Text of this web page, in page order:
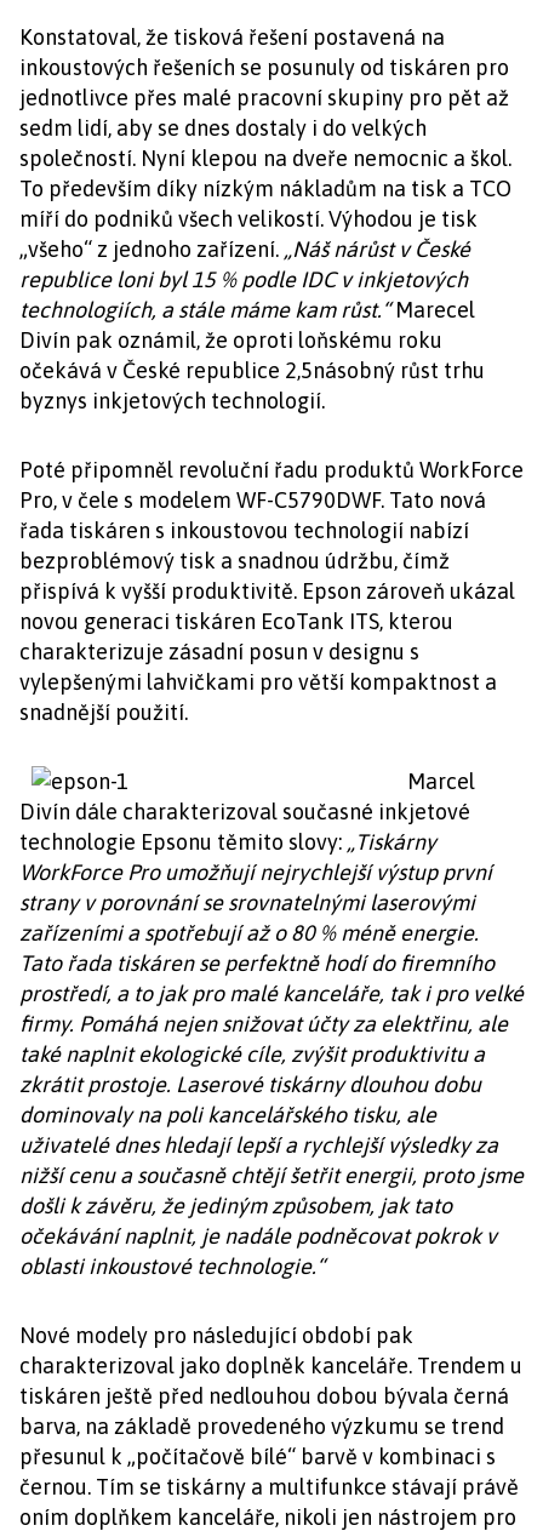
Konstatoval, že tisková řešení postavená na
inkoustových řešeních se posunuly od tiskáren pro
jednotlivce přes malé pracovní skupiny pro pět až
sedm lidí, aby se dnes dostaly i do velkých
společností. Nyní klepou na dveře nemocnic a škol.
To především díky nízkým nákladům na tisk a TCO
míří do podniků všech velikostí. Výhodou je tisk
„všeho“ z jednoho zařízení. „Náš nárůst v České
republice loni byl 15 % podle IDC v inkjetových
technologiích, a stále máme kam růst.“Marecel
Divín pak oznámil, že oproti loňskému roku
očekává v České republice 2,5násobný růst trhu
byznys inkjetových technologií.
Poté připomněl revoluční řadu produktů WorkForce
Pro, v čele s modelem WF-C5790DWF. Tato nová
řada tiskáren s inkoustovou technologií nabízí
bezproblémový tisk a snadnou údržbu, čímž
přispívá k vyšší produktivitě. Epson zároveň ukázal
novou generaci tiskáren EcoTank ITS, kterou
charakterizuje zásadní posun v designu s
vylepšenými lahvičkami pro větší kompaktnost a
snadnější použití.
Marcel
Divín dále charakterizoval současné inkjetové
technologie Epsonu těmito slovy: „Tiskárny
WorkForce Pro umožňují nejrychlejší výstup první
strany v porovnání se srovnatelnými laserovými
zařízeními a spotřebují až o 80 % méně energie.
Tato řada tiskáren se perfektně hodí do firemního
prostředí, a to jak pro malé kanceláře, tak i pro velké
firmy. Pomáhá nejen snižovat účty za elektřinu, ale
také naplnit ekologické cíle, zvýšit produktivitu a
zkrátit prostoje. Laserové tiskárny dlouhou dobu
dominovaly na poli kancelářského tisku, ale
uživatelé dnes hledají lepší a rychlejší výsledky za
nižší cenu a současně chtějí šetřit energii, proto jsme
došli k závěru, že jediným způsobem, jak tato
očekávání naplnit, je nadále podněcovat pokrok v
oblasti inkoustové technologie.“
Nové modely pro následující období pak
charakterizoval jako doplněk kanceláře. Trendem u
tiskáren ještě před nedlouhou dobou bývala černá
barva, na základě provedeného výzkumu se trend
přesunul k „počítačově bílé“ barvě v kombinaci s
černou. Tím se tiskárny a multifunkce stávají právě
oním doplňkem kanceláře, nikoli jen nástrojem pro